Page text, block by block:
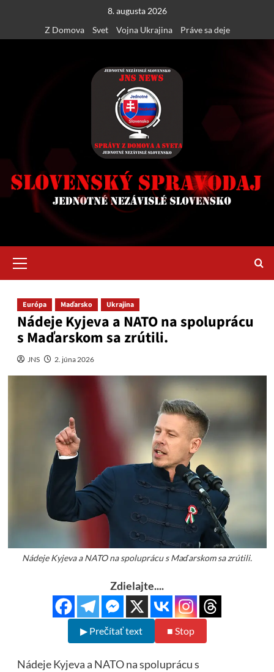
content
8. augusta 2026
Z Domova
Svet Vojna Ukrajina Práve sa deje
Menu
Európa Maďarsko Ukrajina
Nádeje Kyjeva a NATO na spoluprácu
s Maďarskom sa zrútili.
JNS 2. júna 2026
Nádeje Kyjeva a NATO na spoluprácu s Maďarskom sa zrútili.
Zdielajte....
▶ Prečítať text ■ Stop
Nádeje Kyjeva a NATO na spoluprácu s